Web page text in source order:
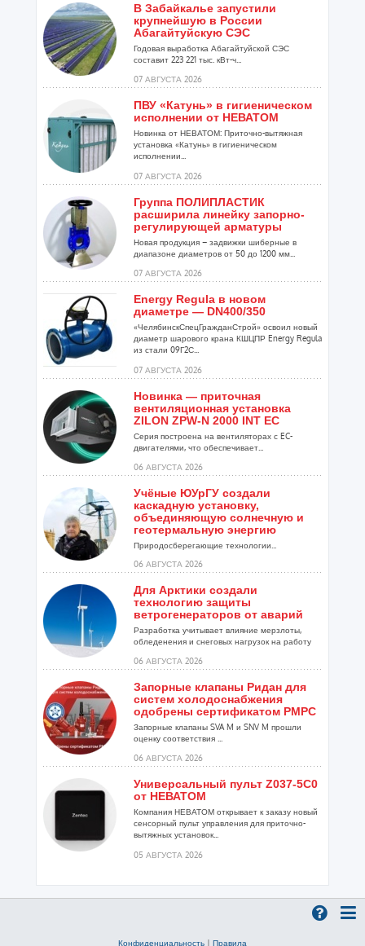
В Забайкалье запустили
крупнейшую в России
Абагайтуйскую СЭС
Годовая выработка Абагайтуйской СЭС
составит 223 221 тыс. кВт-ч...
07 АВГУСТА 2026
ПВУ «Катунь» в гигиеническом
исполнении от НЕВАТОМ
Новинка от НЕВАТОМ: Приточно-вытяжная
установка «Катунь» в гигиеническом
исполнении...
07 АВГУСТА 2026
Группа ПОЛИПЛАСТИК
расширила линейку запорно-
регулирующей арматуры
Новая продукция – задвижки шиберные в
диапазоне диаметров от 50 до 1200 мм...
07 АВГУСТА 2026
Energy Regula в новом
диаметре — DN400/350
«ЧелябинскСпецГражданСтрой» освоил новый
диаметр шарового крана КШЦПР Energy Regula
из стали 09Г2С...
07 АВГУСТА 2026
Новинка — приточная
вентиляционная установка
ZILON ZPW-N 2000 INT EC
Серия построена на вентиляторах с EC-
двигателями, что обеспечивает...
06 АВГУСТА 2026
Учёные ЮУрГУ создали
каскадную установку,
объединяющую солнечную и
геотермальную энергию
Природосберегающие технологии...
06 АВГУСТА 2026
Для Арктики создали
технологию защиты
ветрогенераторов от аварий
Разработка учитывает влияние мерзлоты,
обледенения и снеговых нагрузок на работу
06 АВГУСТА 2026
Запорные клапаны Ридан для
систем холодоснабжения
одобрены сертификатом РМРС
Запорные клапаны SVA M и SNV M прошли
оценку соответствия ...
06 АВГУСТА 2026
Универсальный пульт Z037-5C0
от НЕВАТОМ
Компания НЕВАТОМ открывает к заказу новый
сенсорный пульт управления для приточно-
вытяжных установок...
05 АВГУСТА 2026
расширения ...
Конфиденциальность | Правила